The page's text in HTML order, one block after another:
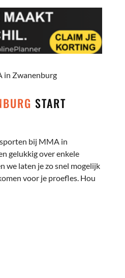
04/MMA-School-final-1.mp4
in Zwanenburg
START
bij MMA in
gelukkig over enkele
we laten je zo snel mogelijk
voor je proefles. Hou